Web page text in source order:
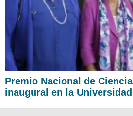
Premio Nacional de
inaugural en la